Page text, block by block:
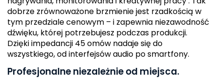
dobrze zrównoważone brzmienie jest rzadkością w
tym przedziale cenowym – i zapewnia niezawodność
dźwięku, której potrzebujesz podczas produkcji.
Dzięki impedancji 45 omów nadaje się do
wszystkiego, od interfejsów audio po smartfony.
Profesjonalne niezależnie od miejsca.